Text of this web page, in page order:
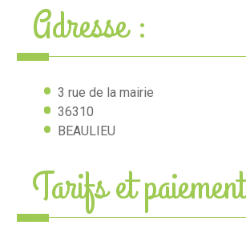
Adresse :
3 rue de la mairie
36310
BEAULIEU
Tarifs et paiement